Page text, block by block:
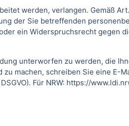
werden, verlangen. Gemäß
der Sie betreffenden
ein Widerspruchsrecht gegen
unterworfen zu werden, die
machen, schreiben Sie eine E-
Für NRW: https://